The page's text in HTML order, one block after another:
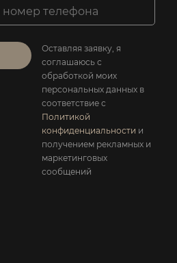
Оставляя заявку, я
соглашаюсь с
обработкой моих
персональных данных в
соответствие с
Политикой
конфиденциальности и
получением рекламных и
маркетинговых
сообщений